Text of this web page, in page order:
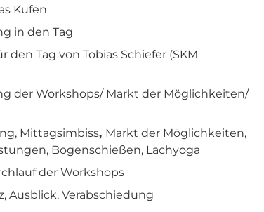
Kufen
in den Tag
den Tag von Tobias Schiefer (SKM
der Workshops/ Markt der Möglichkeiten/
Mittagsimbiss, Markt der Möglichkeiten,
Bogenschießen, Lachyoga
der Workshops
Ausblick, Verabschiedung